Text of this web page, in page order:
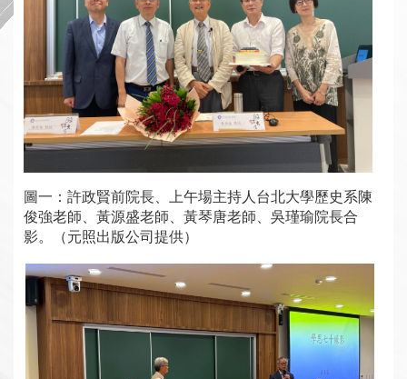
圖一：許政賢前院長、上午場主持人台北大學歷史系陳
俊強老師、黃源盛老師、黃琴唐老師、吳瑾瑜院長合
影。（元照出版公司提供）